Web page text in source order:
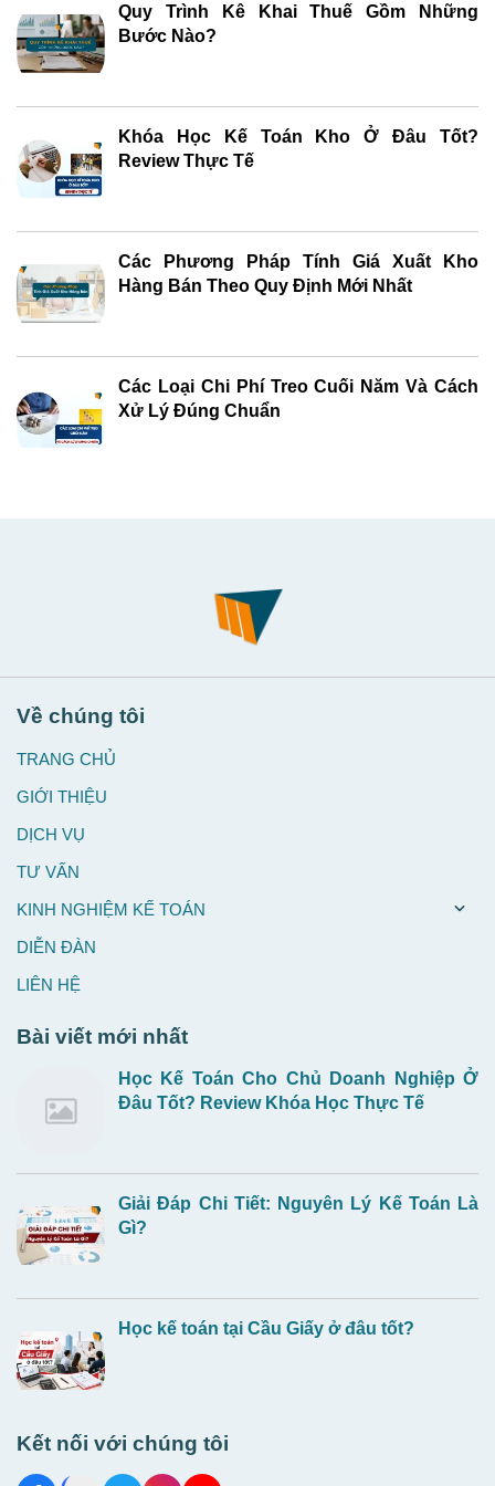
Quy Trình Kê Khai Thuế Gồm Những
Bước Nào?
Khóa Học Kế Toán Kho Ở Đâu Tốt?
Review Thực Tế
Các Phương Pháp Tính Giá Xuất Kho
Hàng Bán Theo Quy Định Mới Nhất
Các Loại Chi Phí Treo Cuối Năm Và Cách
Xử Lý Đúng Chuẩn
Về chúng tôi
TRANG CHỦ
GIỚI THIỆU
DỊCH VỤ
TƯ VẤN
KINH NGHIỆM KẾ TOÁN
DIỄN ĐÀN
LIÊN HỆ
Bài viết mới nhất
Học Kế Toán Cho Chủ Doanh Nghiệp Ở
Đâu Tốt? Review Khóa Học Thực Tế
Giải Đáp Chi Tiết: Nguyên Lý Kế Toán Là
Gì?
Học kế toán tại Cầu Giấy ở đâu tốt?
Kết nối với chúng tôi